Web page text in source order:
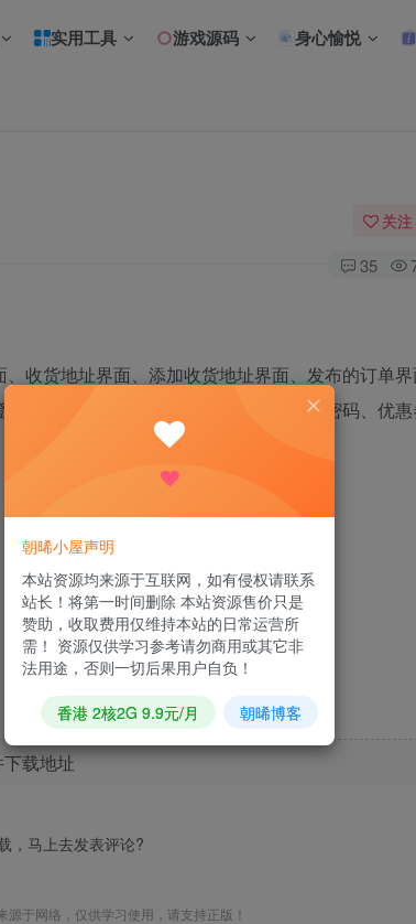
实用工具 游戏源码 身心愉悦
关注
35
收货地址界面、添加收货地址界面、发布的订单
界面、注册界面、修改密码界面、忘记密码、优
载地址
，马上去发表评论?
于网络，仅供学习使用，请支持正版！
朝晞小屋声明
本站资源均来源于互联网，如有侵权请联系
站长！将第一时间删除 本站资源售价只是
赞助，收取费用仅维持本站的日常运营所
需！ 资源仅供学习参考请勿商用或其它非
法用途，否则一切后果用户自负！
香港 2核2G 9.9元/月 朝晞博客